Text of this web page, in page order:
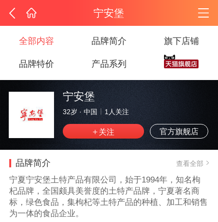
宁安堡
全部内容 品牌简介 旗下店铺
品牌特价 产品系列
宁安堡
32岁 · 中国 1 人关注
官方旗舰店
品牌简介 查看全部
宁夏宁安堡土特产品有限公司，始于1994年，知名枸
杞品牌，全国颇具美誉度的土特产品牌，宁夏著名商
标，绿色食品，集枸杞等土特产品的种植、加工和销售
为一体的食品企业。